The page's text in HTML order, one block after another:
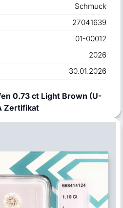
Schmuck
27041639
01-00012
2026
30.01.2026
0.73 ct Light Brown (U-
Zertifikat